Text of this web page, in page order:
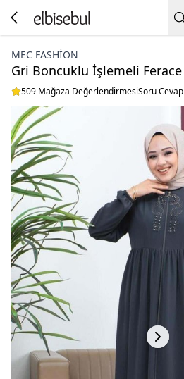
MEC FASHION
Gri Boncuklu İşlemeli Ferace
509 Mağaza DeğerlendirmesiSoru Cevap